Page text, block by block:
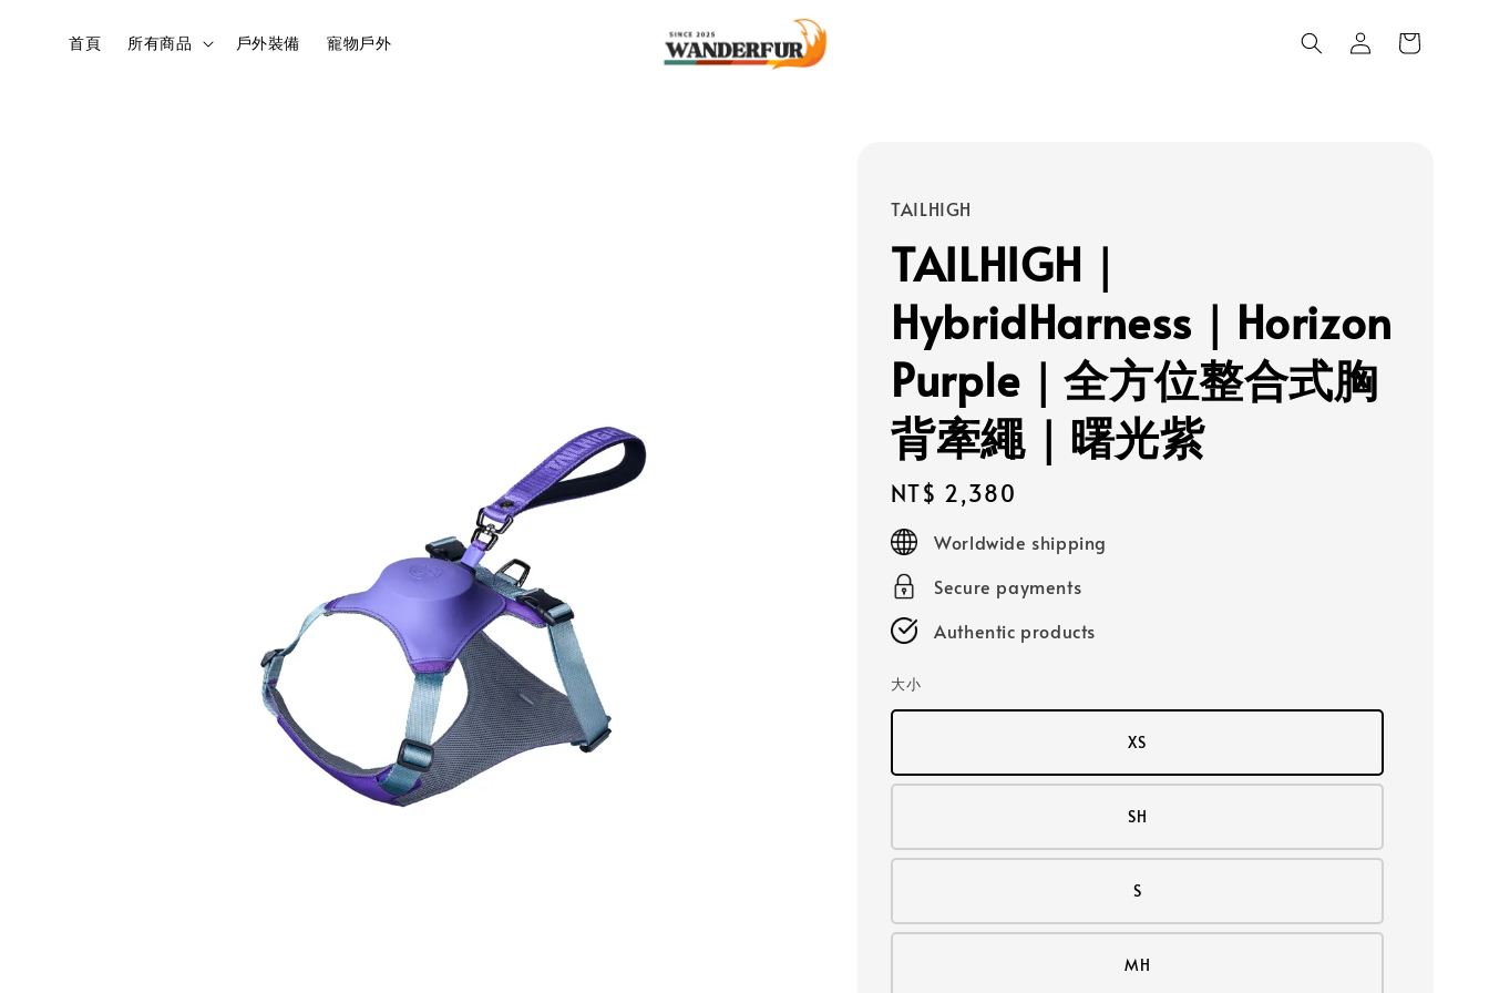
首頁 所有商品 戶外裝備 寵物戶外
TAILHIGH
TAILHIGH｜
HybridHarness｜Horizon
Purple｜全方位整合式胸
背牽繩｜曙光紫
Regular
price
NT$ 2,380
Worldwide shipping
Secure payments
Authentic products
大小
XS
SH
S
MH